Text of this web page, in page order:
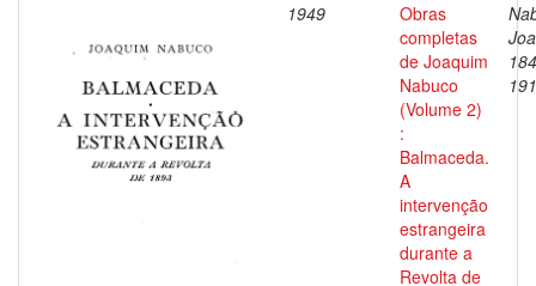
1949
Obras
completas
de Joaquim
Nabuco
(Volume 2)
:
Balmaceda.
A
intervenção
estrangeira
durante a
Revolta de